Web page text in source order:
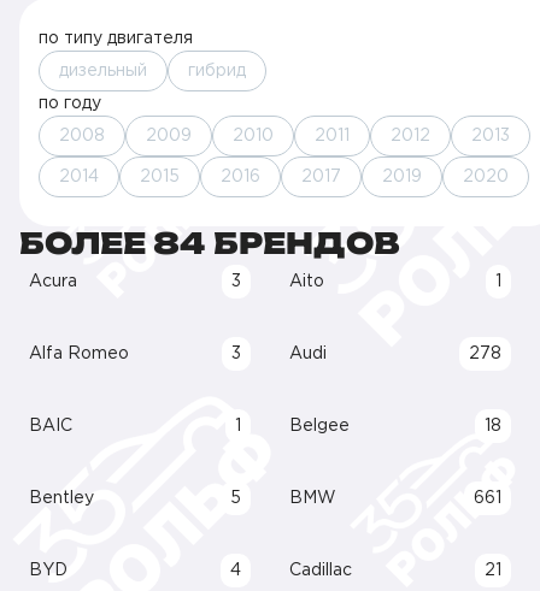
по типу двигателя
дизельный гибрид
по году
2008 2009 2010 2011 2012 2013
2014 2015 2016 2017 2019 2020
БОЛЕЕ 84 БРЕНДОВ
Acura 3 Aito
Alfa Romeo 3 Audi 278
BAIC Belgee 18
Bentley 5 BMW 661
BYD 4 Cadillac 21